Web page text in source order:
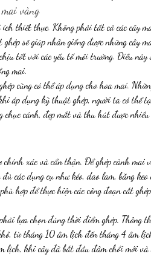
vàng
thiết thực. Không phải tất cả các cây
sẽ giúp nhân giống được những cây
tốt với các yếu tố môi trường. Điều này
mai.
cũng có thể áp dụng cho hoa mai.
áp dụng kỹ thuật ghép, người ta có thể
chục cánh, đẹp mắt và thu hút được
xác và cẩn thận. Để ghép cành mai
các dụng cụ như kéo, dao lam, băng keo
hợp để thực hiện các công đoạn cắt
lựa chọn đúng thời điểm ghép. Thông
từ tháng 10 âm lịch đến tháng 4 âm
lịch, khi cây đã bắt đầu đâm chồi mới